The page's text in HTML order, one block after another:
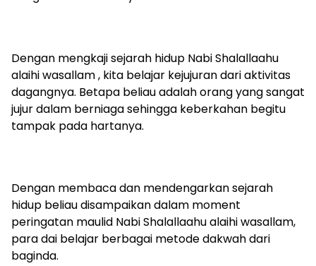
Dengan mengkaji sejarah hidup Nabi Shalallaahu
alaihi wasallam , kita belajar kejujuran dari aktivitas
dagangnya. Betapa beliau adalah orang yang sangat
jujur dalam berniaga sehingga keberkahan begitu
tampak pada hartanya.
Dengan membaca dan mendengarkan sejarah
hidup beliau disampaikan dalam moment
peringatan maulid Nabi Shalallaahu alaihi wasallam,
para dai belajar berbagai metode dakwah dari
baginda.